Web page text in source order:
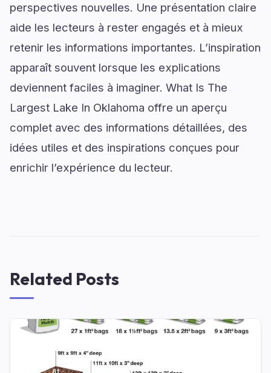
perspectives nouvelles. Une présentation claire
aide les lecteurs à rester engagés et à mieux
retenir les informations importantes. L’inspiration
apparaît souvent lorsque les explications
deviennent faciles à imaginer. What Is The
Largest Lake In Oklahoma offre un aperçu
complet avec des informations détaillées, des
idées utiles et des inspirations conçues pour
enrichir l’expérience du lecteur.
Related Posts